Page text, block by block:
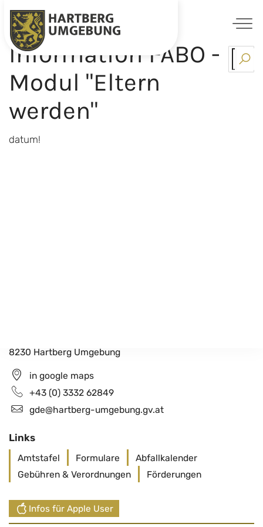
Skip
content
Information FABO -
Modul "Eltern
werden"
datum!
8230 Hartberg Umgebung
in google maps
+43 (0) 3332 62849
gde@hartberg-umgebung.gv.at
Links
Amtstafel Formulare
Abfallkalender
Gebühren & Verordnungen
Förderungen
Infos für Apple User